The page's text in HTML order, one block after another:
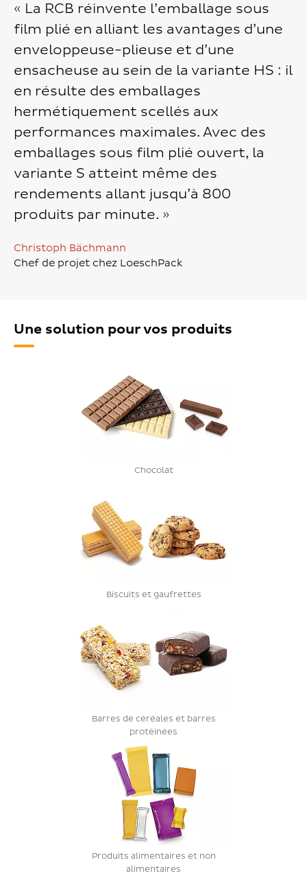
« La RCB réinvente l’emballage sous
film plié en alliant les avantages d’une
enveloppeuse-plieuse et d’une
ensacheuse au sein de la variante HS : il
en résulte des emballages
hermétiquement scellés aux
performances maximales. Avec des
emballages sous film plié ouvert, la
variante S atteint même des
rendements allant jusqu’à 800
produits par minute. »
Christoph Bächmann
Chef de projet chez LoeschPack
Une solution pour vos produits
Chocolat
Biscuits et gaufrettes
Barres de céréales et barres
protéinées
Produits alimentaires et non
alimentaires